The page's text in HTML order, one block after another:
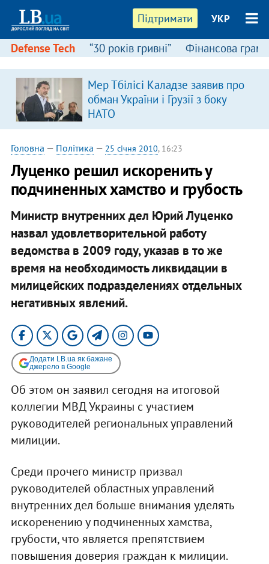
Підтримати УКР
Defense Tech “30 років гривні” Фінансова
Мер Тбілісі Каладзе заявив про
обман України і Грузії з боку
НАТО
Головна — Політика — 25 січня 2010, 16:23
Луценко решил искоренить у
подчиненных хамство и грубость
Министр внутренних дел Юрий Луценко
назвал удовлетворительной работу
ведомства в 2009 году, указав в то же
время на необходимость ликвидации в
милицейских подразделениях отдельных
негативных явлений.
Додати LB.ua як бажане
джерело в Google
Об этом он заявил сегодня на итоговой
коллегии МВД Украины с участием
руководителей региональных управлений
милиции.
Среди прочего министр призвал
руководителей областных управлений
внутренних дел больше внимания уделять
искоренению у подчиненных хамства,
грубости, что является препятствием
повышения доверия граждан к милиции.